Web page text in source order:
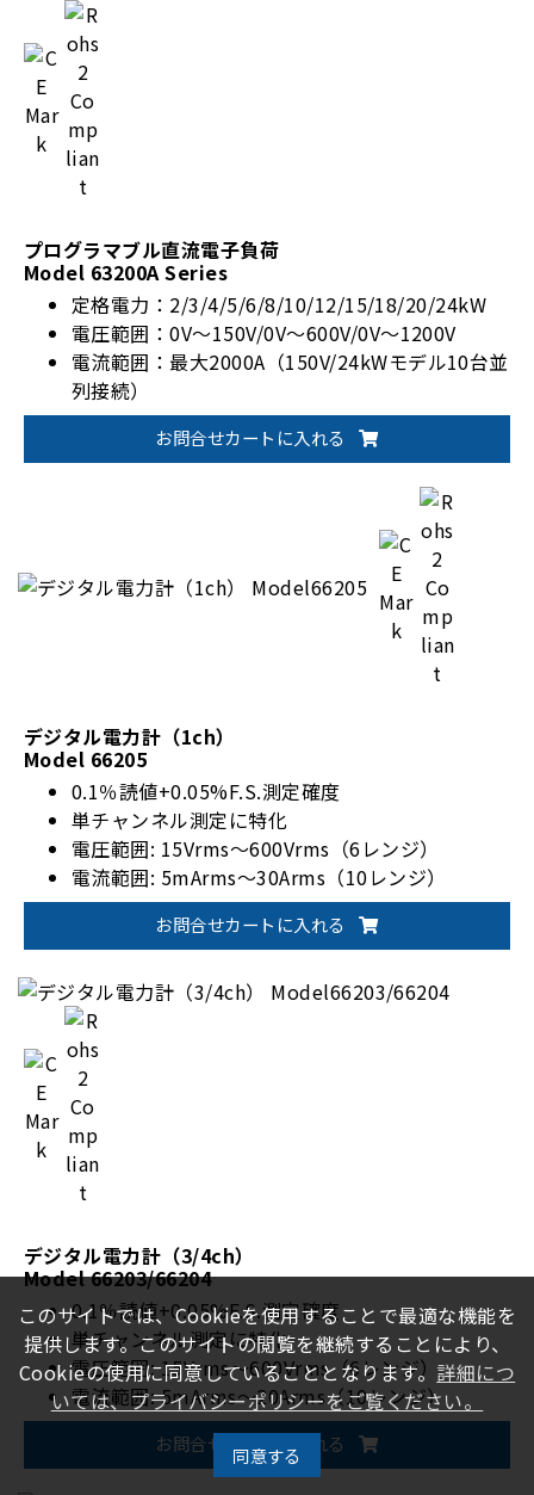
プログラマブル直流電子負荷
Model 63200A Series
定格電力：2/3/4/5/6/8/10/12/15/18/20/24kW
電圧範囲：0V～150V/0V～600V/0V～1200V
電流範囲：最大2000A（150V/24kWモデル10台並
列接続）
高精度電圧/電流測定
全36モデルラインアップ
動作モード：CC/CR/CV/CP/CZ/コンビネーション
お問合せカートに入れる
デジタル電力計（1ch）
Model 66205
0.1％読値+0.05%F.S.測定確度
単チャンネル測定に特化
電圧範囲: 15Vrms～600Vrms（6レンジ）
電流範囲: 5mArms～30Arms（10レンジ）
EnergyStar/IEC 62301規格対応
オプションで1200Vrmsに対応
お問合せカートに入れる
デジタル電力計（3/4ch）
Model 66203/66204
0.1％読値+0.05%F.S.測定確度
単チャンネル測定に特化
電圧範囲: 15Vrms～600Vrms（6レンジ）
電流範囲: 5mArms～20Arms（10レンジ）
EnergyStar/IEC 62301規格対応
オプションで1200Vrmsに対応
お問合せカートに入れる
このサイトでは、Cookieを使用することで最適な機能を
提供します。このサイトの閲覧を継続することにより、
Cookieの使用に同意していることとなります。 詳細につ
いては、プライバシーポリシーをご覧ください。
同意する